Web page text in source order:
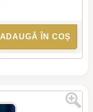
ADAUGĂ ÎN COȘ